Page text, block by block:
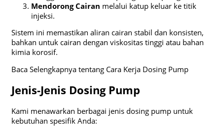
Mendorong Cairan melalui katup keluar ke titik
injeksi.
Sistem ini memastikan aliran cairan stabil dan konsisten,
bahkan untuk cairan dengan viskositas tinggi atau bahan
kimia korosif.
Baca Selengkapnya tentang Cara Kerja Dosing Pump
Jenis-Jenis Dosing Pump
Kami menawarkan berbagai jenis dosing pump untuk
kebutuhan spesifik Anda: